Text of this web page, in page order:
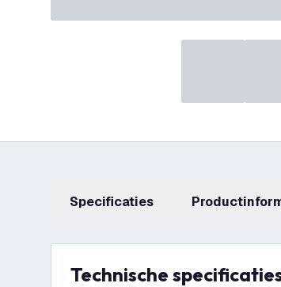
Specificaties
Technische